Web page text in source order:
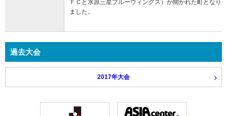
ＦＣと水原三星ブルーウィングス）が開かれた町となり
ました。
過去大会
2017年大会